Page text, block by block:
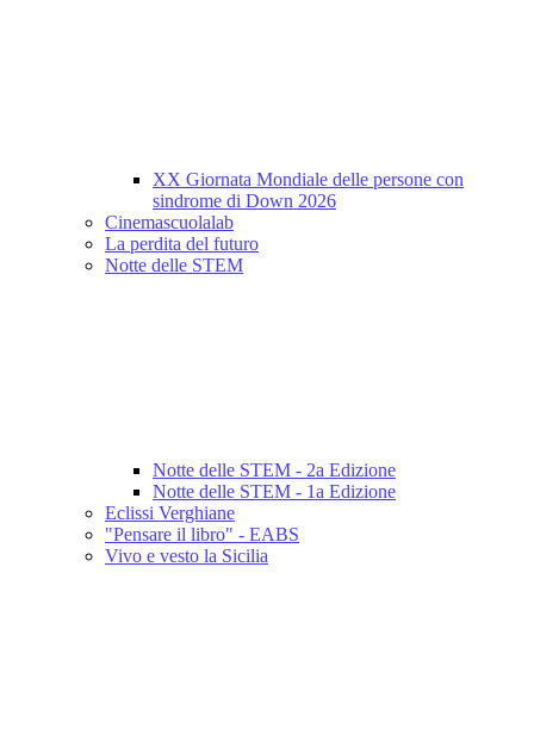
XX Giornata Mondiale delle persone con
sindrome di Down 2026
Cinemascuolalab
La perdita del futuro
Notte delle STEM
Notte delle STEM - 2a Edizione
Notte delle STEM - 1a Edizione
Eclissi Verghiane
"Pensare il libro" - EABS
Vivo e vesto la Sicilia